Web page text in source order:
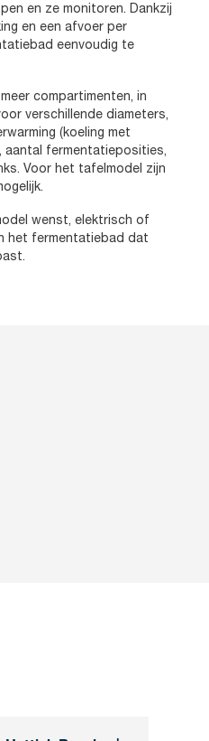
en ze monitoren. Dankzij
en een afvoer per
eenvoudig te
compartimenten, in
verschillende diameters,
(koeling met
aantal fermentatieposities,
Voor het tafelmodel zijn
wenst, elektrisch of
het fermentatiebad dat